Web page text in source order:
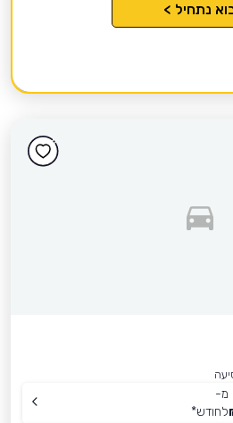
נתחיל >
מ-
לחודש*